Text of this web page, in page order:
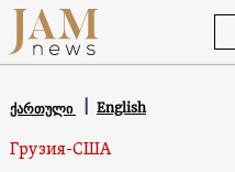
ქართული English
Грузия-США